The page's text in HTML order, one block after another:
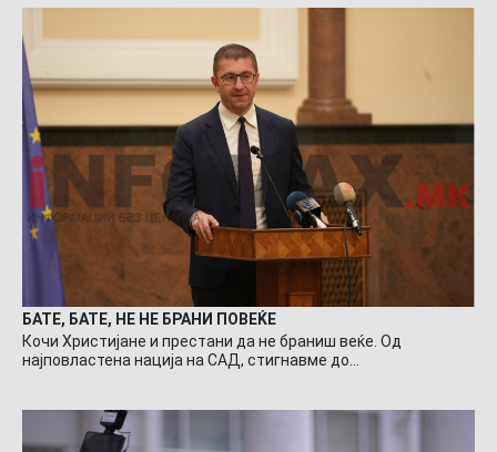
БАТЕ, БАТЕ, НЕ НЕ БРАНИ ПОВЕЌЕ
Кочи Христијане и престани да не браниш веќе. Од
најповластена нација на САД, стигнавме до…